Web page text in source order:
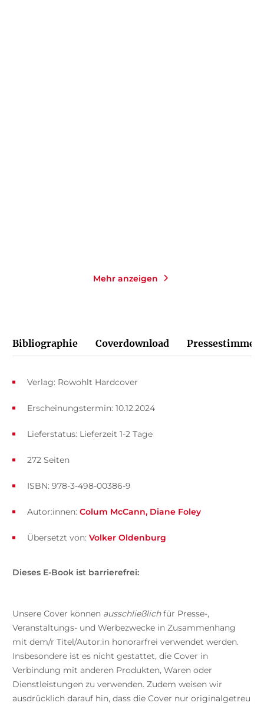
Mehr anzeigen
Bibliographie Coverdownload Pressestimmen
Verlag: Rowohlt Hardcover
Übersetzt von: Volker Oldenburg
Erscheinungstermin: 10.12.2024
Lieferstatus: Lieferzeit 1-2 Tage
ISBN: 978-3-498-00386-9
272 Seiten
Autor:innen: Colum McCann Diane Foley
Dieses E-Book ist barrierefrei:
Unsere Cover können ausschließlichfür Presse-,
Veranstaltungs- und Werbezwecke in Zusammenhang
mit dem/r Titel/Autor:in honorarfrei verwendet werden.
Insbesondere ist es nicht gestattet, die Cover in
Verbindung mit anderen Produkten, Waren oder
Dienstleistungen zu verwenden. Zudem weisen wir
ausdrücklich darauf hin, dass die Cover nur originalgetreu